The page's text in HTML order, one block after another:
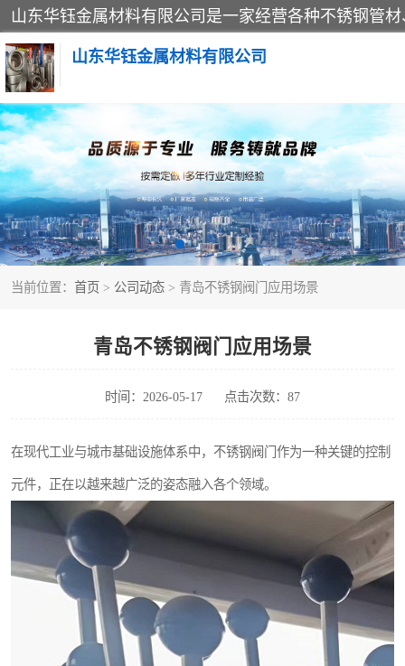
山东华钰金属材料有限公司
当前位置： 首页 > 公司动态 > 青岛不锈钢阀门应用场景
青岛不锈钢阀门应用场景
时间：2026-05-17 点击次数：87
在现代工业与城市基础设施体系中，不锈钢阀门作为一种关键的控制
元件，正在以越来越广泛的姿态融入各个领域。
不锈钢管
管件标准件
不锈钢人孔
不锈钢角钢